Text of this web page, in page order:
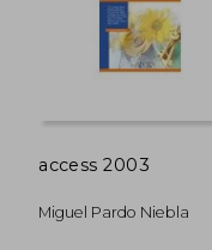
45%
access 2003
Miguel Pardo Niebla